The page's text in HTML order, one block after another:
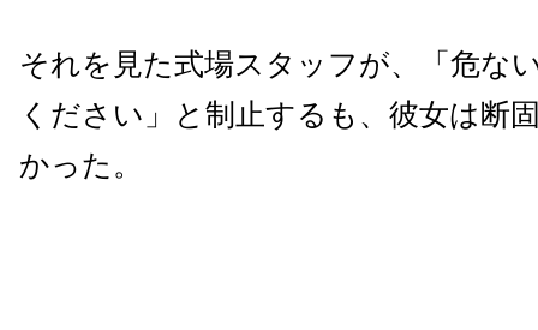
それを見た式場スタッフが、「危な
ください」と制止するも、彼女は断
かった。